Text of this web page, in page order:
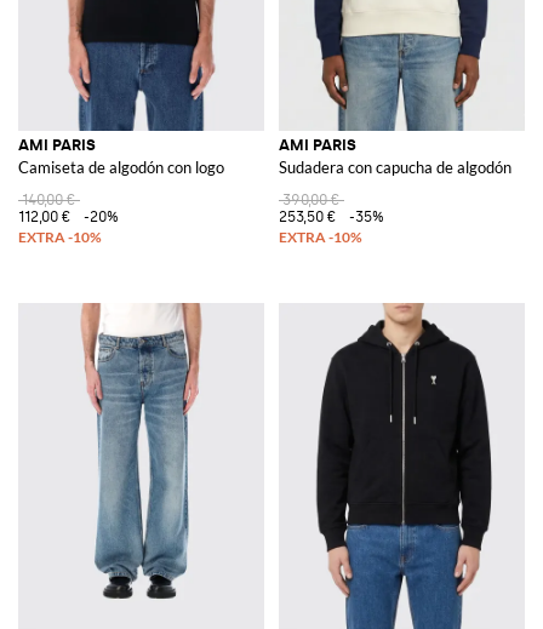
AMI PARIS
Camiseta de algodón con logo
140,00 €
112,00 €
-20%
AMI PARIS
Sudadera con capucha de algodón
390,00 €
253,50 €
-35%